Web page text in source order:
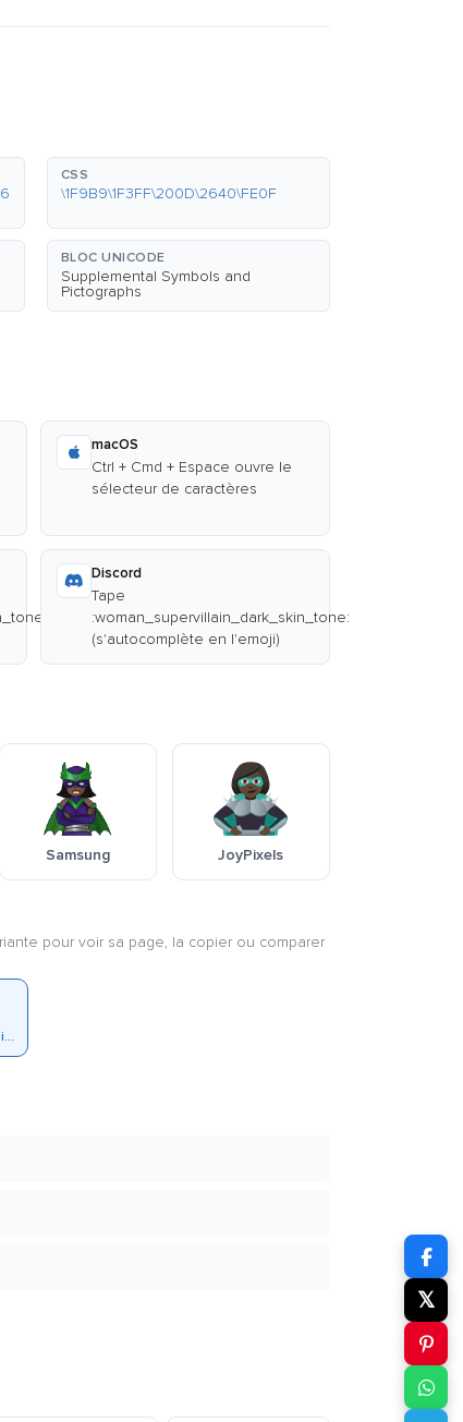
CSS
\1F9B9\1F3FF\200D\2640\FE0F
BLOC UNICODE
Supplemental Symbols and
Pictographs
macOS
Ctrl + Cmd + Espace ouvre le
sélecteur de caractères
Discord
Tape
:woman_supervillain_dark_skin_tone:
(s'autocomplète en l'emoji)
Samsung JoyPixels
pour voir sa page, la copier ou comparer
Femme Super-Vilain À La Peau Foncée
𝕏